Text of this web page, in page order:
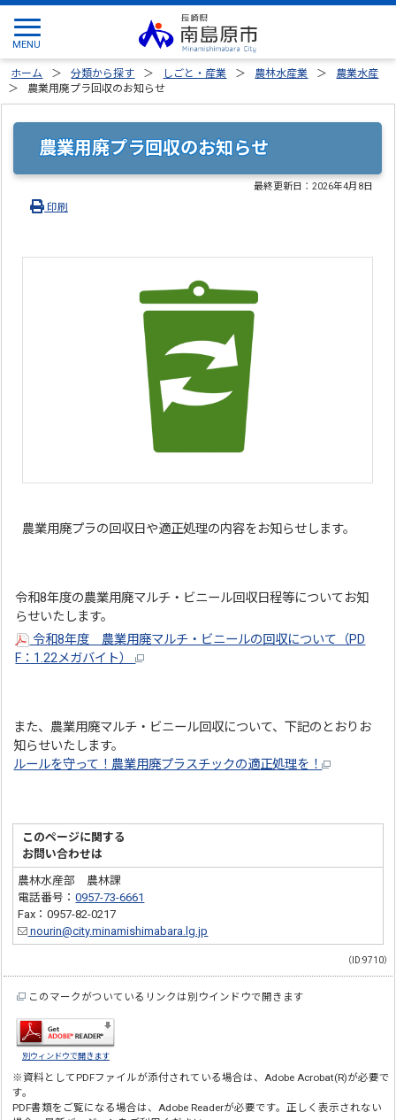
ホーム 分類から探す しごと・産業 農林水産業
農業水産
農業用廃プラ回収のお知らせ
農業用廃プラ回収のお知らせ
最終更新日：2026年4月8日
印刷
農業用廃プラの回収日や適正処理の内容をお知らせします。
令和8年度の農業用廃マルチ・ビニール回収日程等についてお知
らせいたします。
令和8年度 農業用廃マルチ・ビニールの回収について（PD
F：1.22メガバイト）
また、農業用廃マルチ・ビニール回収について、下記のとおりお
知らせいたします。
ルールを守って！農業用廃プラスチックの適正処理を！
このページに関する
お問い合わせは
農林水産部 農林課
電話番号：0957-73-6661
Fax：0957-82-0217
nourin@city.minamishimabara.lg.jp
（ID:9710）
このマークがついているリンクは別ウインドウで開きます
別ウィンドウで開きます
※資料としてPDFファイルが添付されている場合は、Adobe Acrobat(R)が必要で
す。
PDF書類をご覧になる場合は、Adobe Readerが必要です。正しく表示されない